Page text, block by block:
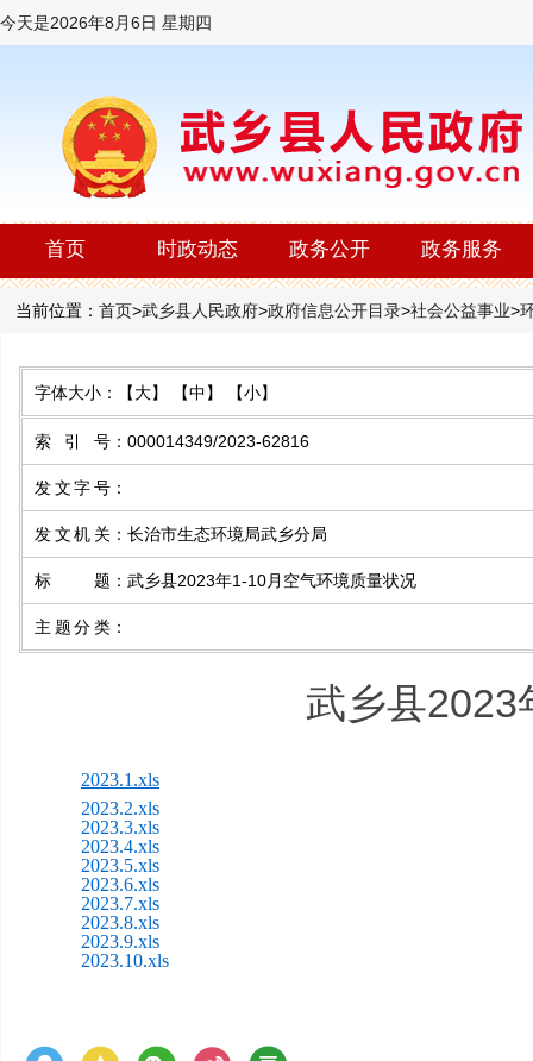
今天是2026年8月6日 星期四
首页 时政动态 政务公开 政务服务
当前位置： 首页>武乡县人民政府>政府信息公开目录>社会公益事业>
字体大小： 【大】 【中】 【小】
索 引 号 ： 000014349/2023-62816
发文字号 ：
发文机关 ： 长治市生态环境局武乡分局
标 题 ： 武乡县2023年1-10月空气环境质量状况
主题分类 ：
武乡县2023
2023.1.xls
2023.2.xls
2023.3.xls
2023.4.xls
2023.5.xls
2023.6.xls
2023.7.xls
2023.8.xls
2023.9.xls
2023.10.xls